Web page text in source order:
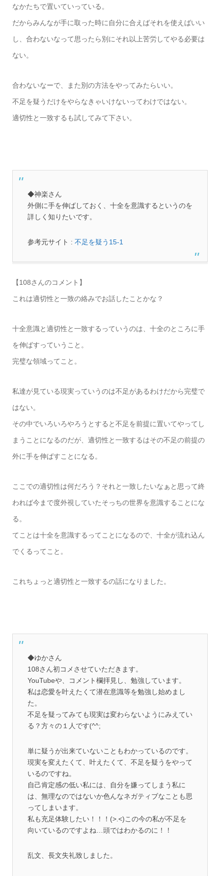
なかたちで置いていっている。
だからみんなが手に取った時に自分に合えばそれを使えばいい
し、合わないなって思ったら別にそれ以上苦労してやる必要は
ない。
合わないなーで、また別の方法をやってみたらいい。
不足を疑うだけをやらなきゃいけないってわけではない。
適切性と一致するも試してみて下さい。
◆神楽さん
外側に手を伸ばしておく、十全を意識するというのを
詳しく知りたいです。
参考元サイト : 不足を疑う15-1
【108さんのコメント】
これは適切性と一致の絡みでお話したことかな？
十全意識と適切性と一致するっていうのは、十全のところに手
を伸ばすっていうこと。
完璧な領域ってこと。
私達が見ている現実っていうのは不足があるわけだから完璧で
はない。
その中でいろいろやろうとすると不足を前提に置いてやってし
まうことになるのだが、適切性と一致するはその不足の前提の
外に手を伸ばすことになる。
ここでの適切性は何だろう？それと一致したいなぁと思って終
われば今まで度外視していたそっちの世界を意識することにな
る。
てことは十全を意識するってことになるので、十全が流れ込ん
でくるってこと。
これちょっと適切性と一致するの話になりました。
◆ゆかさん
108さん初コメさせていただきます。
YouTubeや、コメント欄拝見し、勉強しています。
私は恋愛を叶えたくて潜在意識等を勉強し始めまし
た。
不足を疑ってみても現実は変わらないようにみえてい
る？方々の１人です(^^;
単に疑うが出来ていないこともわかっているのです。
現実を変えたくて、叶えたくて、不足を疑うをやって
いるのですね。
自己肯定感の低い私には、自分を嫌ってしまう私に
は、無理なのではないか色んなネガティブなことも思
ってしまいます。
私も充足体験したい！！！(>.<)この今の私が不足を
向いているのですよね…頭ではわかるのに！！
乱文、長文失礼致しました。